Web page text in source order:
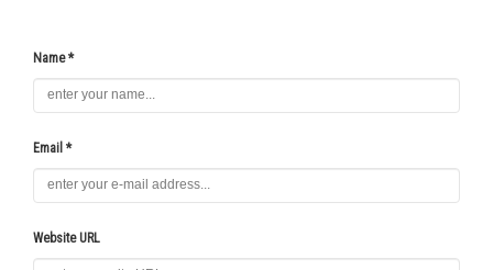
Name *
Email *
Website URL